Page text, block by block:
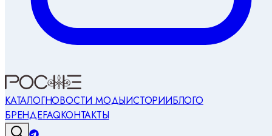
КАТАЛОГНОВОСТИ МОДЫИСТОРИИБЛОГО
БРЕНДЕFAQКОНТАКТЫ